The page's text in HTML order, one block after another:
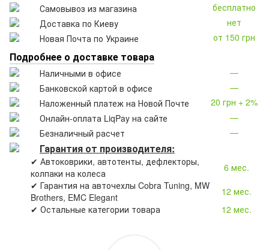
Самовывоз из магазина
бесплатно
Доставка по Киеву
нет
Новая Почта по Украине
от 150 грн
Подробнее о доставке товара
Наличными в офисе
—
Банковской картой в офисе
—
Наложенный платеж на Новой Почте
20 грн + 2%
Онлайн-оплата LiqPay на сайте
—
Безналичный расчет
—
Гарантия от производителя:
✔ Автоковрики, автотенты, дефлекторы,
колпаки на колеса
6 мес.
✔ Гарантия на авточехлы Cobra Tuning, MW
Brothers, EMC Elegant
12 мес.
✔ Остальные категории товара
12 мес.